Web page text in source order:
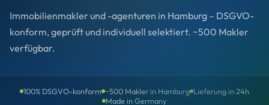
Immobilienmakler und -agenturen in Hamburg – DSGVO-
konform, geprüft und individuell selektiert. ~500 Makler
verfügbar.
100% DSGVO-konform ~500 Makler in Hamburg Lieferung in 24h
Made in Germany